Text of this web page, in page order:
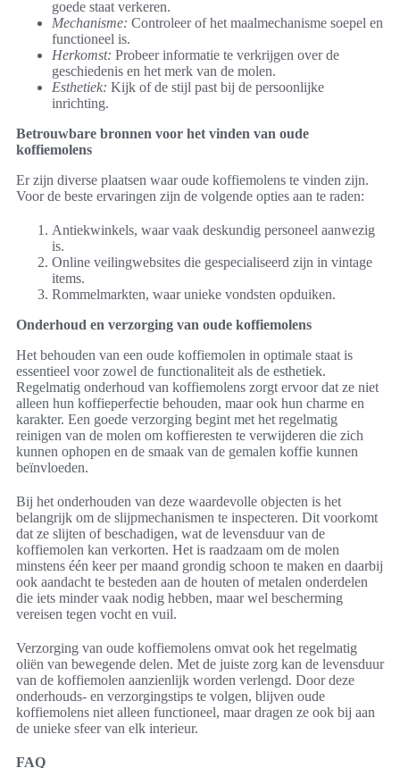
goede staat verkeren.
Mechanisme: Controleer of het maalmechanisme soepel en
functioneel is.
Herkomst: Probeer informatie te verkrijgen over de
geschiedenis en het merk van de molen.
Esthetiek: Kijk of de stijl past bij de persoonlijke
inrichting.
Betrouwbare bronnen voor het vinden van oude
koffiemolens
Er zijn diverse plaatsen waar oude koffiemolens te vinden zijn.
Voor de beste ervaringen zijn de volgende opties aan te raden:
Antiekwinkels, waar vaak deskundig personeel aanwezig
is.
Online veilingwebsites die gespecialiseerd zijn in vintage
items.
Rommelmarkten, waar unieke vondsten opduiken.
Onderhoud en verzorging van oude koffiemolens
Het behouden van een oude koffiemolen in optimale staat is
essentieel voor zowel de functionaliteit als de esthetiek.
Regelmatig onderhoud van koffiemolens zorgt ervoor dat ze niet
alleen hun koffieperfectie behouden, maar ook hun charme en
karakter. Een goede verzorging begint met het regelmatig
reinigen van de molen om koffieresten te verwijderen die zich
kunnen ophopen en de smaak van de gemalen koffie kunnen
beïnvloeden.
Bij het onderhouden van deze waardevolle objecten is het
belangrijk om de slijpmechanismen te inspecteren. Dit voorkomt
dat ze slijten of beschadigen, wat de levensduur van de
koffiemolen kan verkorten. Het is raadzaam om de molen
minstens één keer per maand grondig schoon te maken en daarbij
ook aandacht te besteden aan de houten of metalen onderdelen
die iets minder vaak nodig hebben, maar wel bescherming
vereisen tegen vocht en vuil.
Verzorging van oude koffiemolens omvat ook het regelmatig
oliën van bewegende delen. Met de juiste zorg kan de levensduur
van de koffiemolen aanzienlijk worden verlengd. Door deze
onderhouds- en verzorgingstips te volgen, blijven oude
koffiemolens niet alleen functioneel, maar dragen ze ook bij aan
de unieke sfeer van elk interieur.
FAQ